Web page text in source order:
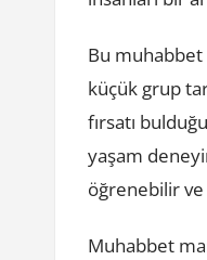
Bu muhabbet
küçük grup
fırsatı
yaşam
öğrenebilir
Muhabbet